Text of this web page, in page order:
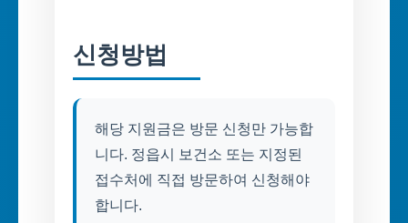
신청방법
해당 지원금은 방문 신청만 가능합
니다. 정읍시 보건소 또는 지정된
접수처에 직접 방문하여 신청해야
합니다.